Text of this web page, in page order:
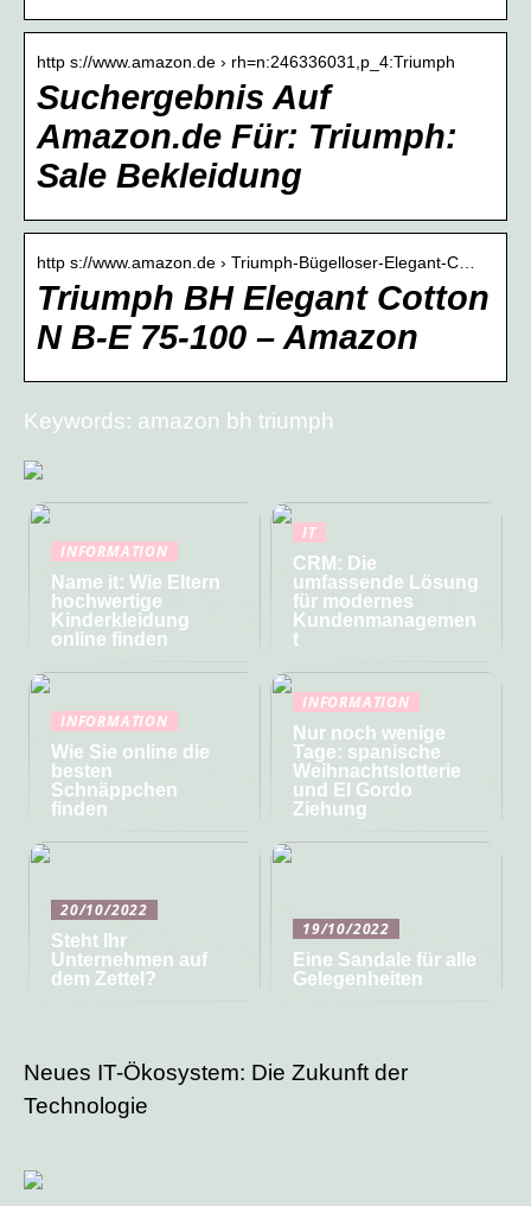
http s://www.amazon.de › rh=n:246336031,p_4:Triumph
Suchergebnis Auf
Amazon.de Für: Triumph:
Sale Bekleidung
http s://www.amazon.de › Triumph-Bügelloser-Elegant-C…
Triumph BH Elegant Cotton
N B-E 75-100 – Amazon
Keywords: amazon bh triumph
INFORMATION
Name it: Wie Eltern
hochwertige
Kinderkleidung
online finden
IT
CRM: Die
umfassende Lösung
für modernes
Kundenmanagemen
t
INFORMATION
Wie Sie online die
besten
Schnäppchen
finden
INFORMATION
Nur noch wenige
Tage: spanische
Weihnachtslotterie
und El Gordo
Ziehung
20/10/2022
Steht Ihr
Unternehmen auf
dem Zettel?
19/10/2022
Eine Sandale für alle
Gelegenheiten
Neues IT-Ökosystem: Die Zukunft der
Technologie